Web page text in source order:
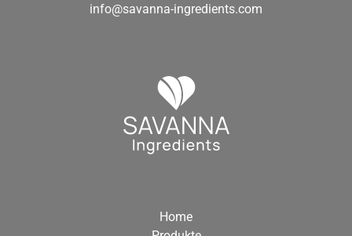
info@savanna-ingredients.com
Home